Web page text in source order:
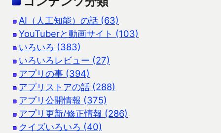
AI（人工知能）の話 (63)
YouTuberと動画サイト (103)
いろいろ (383)
いろいろレビュー (27)
アプリの事 (394)
アプリストアの話 (288)
アプリ公開情報 (375)
アプリ更新/修正情報 (286)
クイズいろいろ (40)